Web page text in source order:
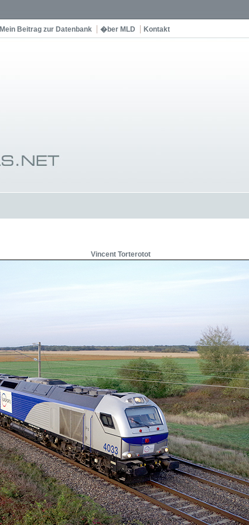
Mein Beitrag zur Datenbank �ber MLD Kontakt
Vincent Torterotot